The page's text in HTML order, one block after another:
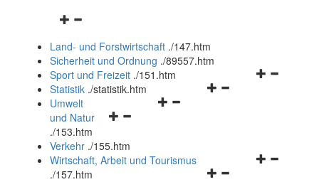
Navigationsmenü
und
schließen
Land- und Forstwirtschaft ./147.htm
Sicherheit und Ordnung ./89557.htm
Navigationsmenü
Sport und Freizeit ./151.htm
Navigationsmenü
Statistik ./statistik.htm
Navigationsmenü
und
schließen
Umwelt
und Natur
./153.htm
Verkehr ./155.htm
Navigationsmenü
Wirtschaft, Arbeit und Tourismus
./157.htm